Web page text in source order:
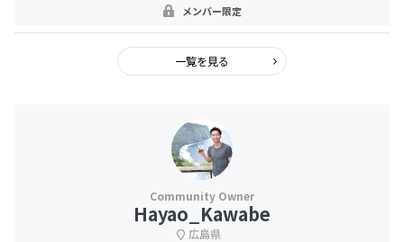
メンバー限定
一覧を見る
Hayao_Kawabe
広島県